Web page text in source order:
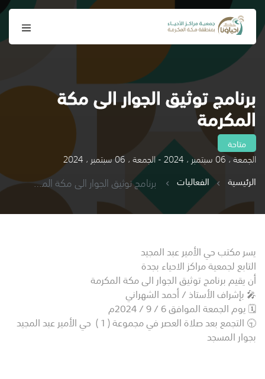
برنامج توثيق الجوار الى مكة
المكرمة
متاحة
الجمعة ، 06 سبتمبر ، 2024 - الجمعة ، 06 سبتمبر ، 2024
الرئيسية
الفعاليات برنامج توثيق الجوار الى مكة المكرمة
يسر مكتب حي الأمير عبد المجيد
التابع لجمعية مراكز الاحياء بجدة
أن يقيم برنامج توثيق الجوار الى مكة المكرمة
🎤 بإشراف الأستاذ / أحمد الشهراني
🗓️ يوم الجمعة الموافق 6 / 9 / 2024م
🕤 التجمع بعد صلاة العصر في مجموعة ( 1 ) حي الأمير عبد المجيد
بجوار المسجد